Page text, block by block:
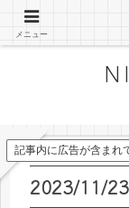
記事内に広告が含まれ
2023/11/23
メニュー